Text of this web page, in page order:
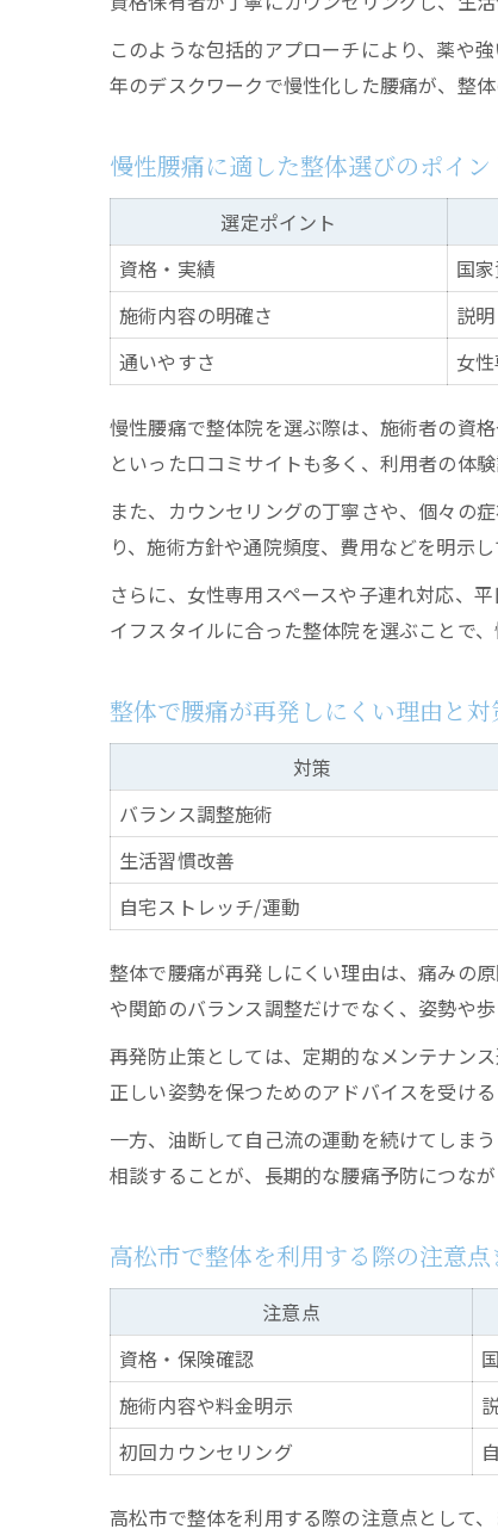
このような包括的アプローチにより、薬や
年のデスクワークで慢性化した腰痛が、整
慢性腰痛に適した整体選びのポイン
選定ポイント
資格・実績
国
施術内容の明確さ
説
通いやすさ
女
慢性腰痛で整体院を選ぶ際は、施術者の資
といった口コミサイトも多く、利用者の体
また、カウンセリングの丁寧さや、個々の
り、施術方針や通院頻度、費用などを明示
さらに、女性専用スペースや子連れ対応、
イフスタイルに合った整体院を選ぶことで
整体で腰痛が再発しにくい理由と対
対策
バランス調整施術
生活習慣改善
自宅ストレッチ/運動
整体で腰痛が再発しにくい理由は、痛みの
や関節のバランス調整だけでなく、姿勢や
再発防止策としては、定期的なメンテナン
正しい姿勢を保つためのアドバイスを受け
一方、油断して自己流の運動を続けてしま
相談することが、長期的な腰痛予防につなが
高松市で整体を利用する際の注意点
注意点
資格・保険確認
施術内容や料金明示
初回カウンセリング
高松市で整体を利用する際の注意点として